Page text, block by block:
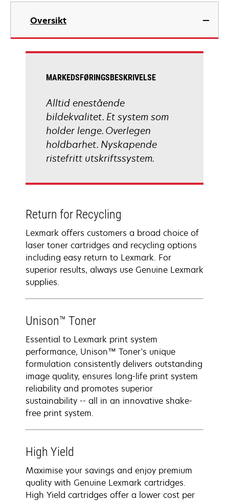
Oversikt
MARKEDSFØRINGSBESKRIVELSE
Alltid enestående
bildekvalitet. Et system som
holder lenge. Overlegen
holdbarhet. Nyskapende
ristefritt utskriftssystem.
Return for Recycling
Lexmark offers customers a broad choice of
laser toner cartridges and recycling options
including easy return to Lexmark. For
superior results, always use Genuine Lexmark
supplies.
Unison™ Toner
Essential to Lexmark print system
performance, Unison™ Toner's unique
formulation consistently delivers outstanding
image quality, ensures long-life print system
reliability and promotes superior
sustainability -- all in an innovative shake-
free print system.
High Yield
Maximise your savings and enjoy premium
quality with Genuine Lexmark cartridges.
High Yield cartridges offer a lower cost per